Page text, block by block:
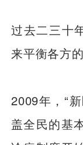
过去二三十
来平衡各方
2009年，“
盖全民的基